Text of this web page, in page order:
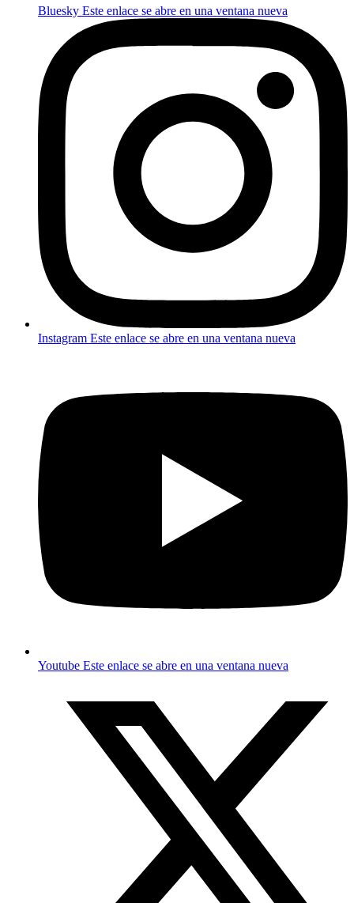
Bluesky Este enlace se abre en una ventana nueva
Instagram Este enlace se abre en una ventana nueva
Youtube Este enlace se abre en una ventana nueva